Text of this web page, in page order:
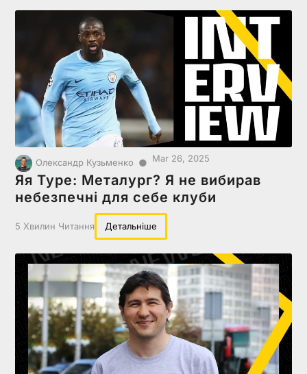
Олександр Кузьменко ● Mar 26, 2025
Яя Туре: Металург? Я не вибирав
небезпечні для себе клуби
5 Хвилин Читання Детальніше